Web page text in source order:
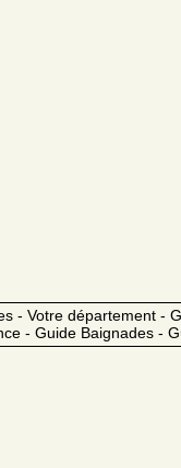
- Votre département -
- Guide Baignades -